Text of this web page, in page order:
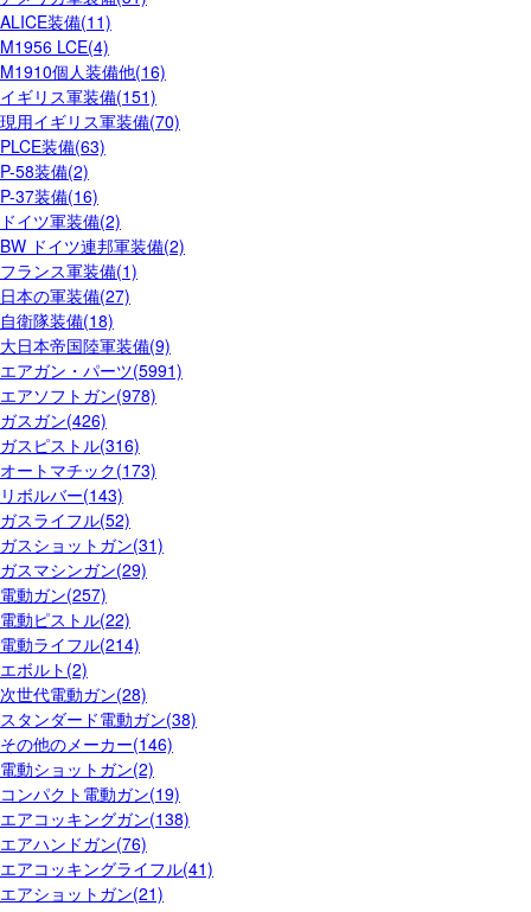
ALICE装備(11)
M1956 LCE(4)
M1910個人装備他(16)
イギリス軍装備(151)
現用イギリス軍装備(70)
PLCE装備(63)
P-58装備(2)
P-37装備(16)
ドイツ軍装備(2)
BW ドイツ連邦軍装備(2)
フランス軍装備(1)
日本の軍装備(27)
自衛隊装備(18)
大日本帝国陸軍装備(9)
エアガン・パーツ(5991)
エアソフトガン(978)
ガスガン(426)
ガスピストル(316)
オートマチック(173)
リボルバー(143)
ガスライフル(52)
ガスショットガン(31)
ガスマシンガン(29)
電動ガン(257)
電動ピストル(22)
電動ライフル(214)
エボルト(2)
次世代電動ガン(28)
スタンダード電動ガン(38)
その他のメーカー(146)
電動ショットガン(2)
コンパクト電動ガン(19)
エアコッキングガン(138)
エアハンドガン(76)
エアコッキングライフル(41)
エアショットガン(21)